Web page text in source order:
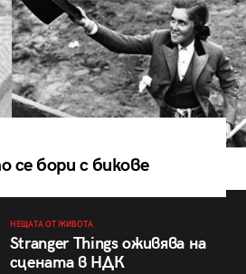
бори с бикове
НЕЩАТА ОТ ЖИВОТА
Stranger Things оживява на
сцената в НДК